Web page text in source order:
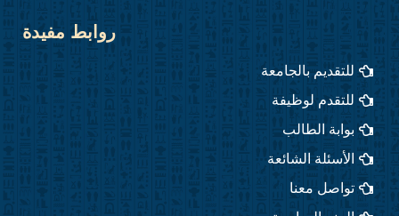
e
g
u
b
e
روابط مفيدة
للتقديم بالجامعة
للتقدم لوظيفة
بوابة الطالب
الأسئلة الشائعة
تواصل معنا